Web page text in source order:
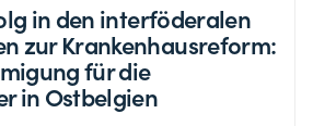
in den interföderalen
zur Krankenhausreform:
für die
in Ostbelgien